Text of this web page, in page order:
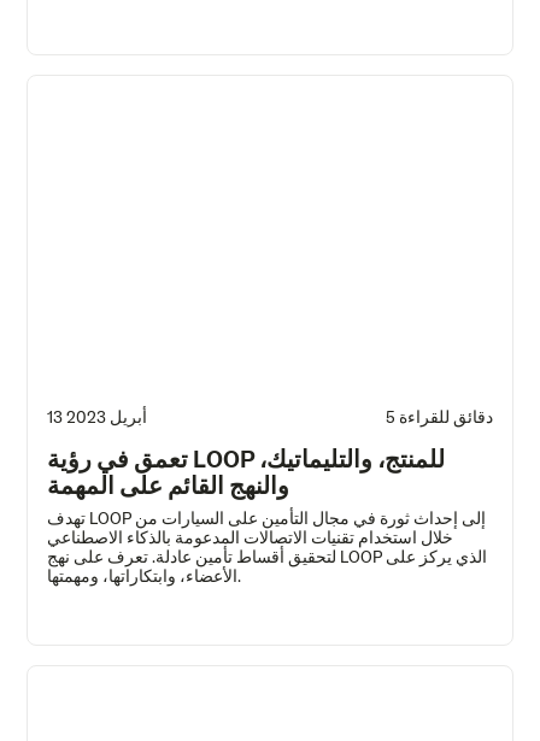
13 أبريل 2023 5 دقائق للقراءة
تعمق في رؤية LOOP للمنتج، والتليماتيك،
والنهج القائم على المهمة
تهدف LOOP إلى إحداث ثورة في مجال التأمين على السيارات من
خلال استخدام تقنيات الاتصالات المدعومة بالذكاء الاصطناعي
لتحقيق أقساط تأمين عادلة. تعرف على نهج LOOP الذي يركز على
الأعضاء، وابتكاراتها، ومهمتها.